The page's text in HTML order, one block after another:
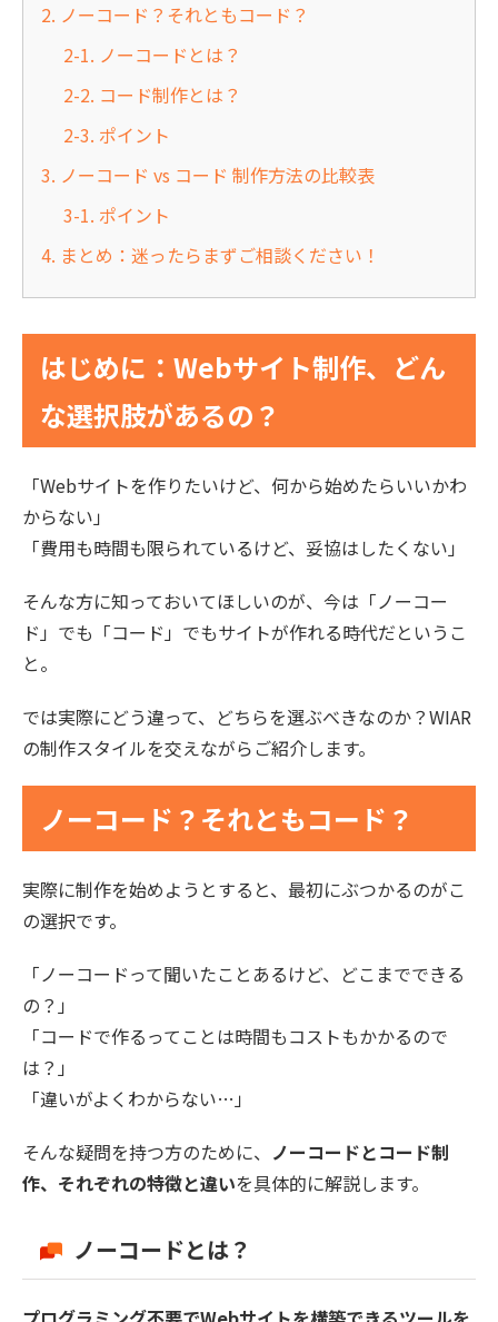
2. ノーコード？それともコード？
2-1. ノーコードとは？
2-2. コード制作とは？
2-3. ポイント
3. ノーコード vs コード 制作方法の比較表
3-1. ポイント
4. まとめ：迷ったらまずご相談ください！
はじめに：Webサイト制作、どん
な選択肢があるの？
「Webサイトを作りたいけど、何から始めたらいいかわ
からない」
「費用も時間も限られているけど、妥協はしたくない」
そんな方に知っておいてほしいのが、今は「ノーコー
ド」でも「コード」でもサイトが作れる時代だというこ
と。
では実際にどう違って、どちらを選ぶべきなのか？WIAR
の制作スタイルを交えながらご紹介します。
ノーコード？それともコード？
実際に制作を始めようとすると、最初にぶつかるのがこ
の選択です。
「ノーコードって聞いたことあるけど、どこまでできる
の？」
「コードで作るってことは時間もコストもかかるので
は？」
「違いがよくわからない…」
そんな疑問を持つ方のために、 ノーコードとコード制
作、それぞれの特徴と違いを具体的に解説します。
ノーコードとは？